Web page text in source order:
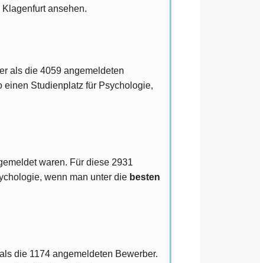
ansehen.
als die 4059 angemeldeten
einen Studienplatz für Psychologie,
waren. Für diese 2931
wenn man unter die besten
die 1174 angemeldeten Bewerber.